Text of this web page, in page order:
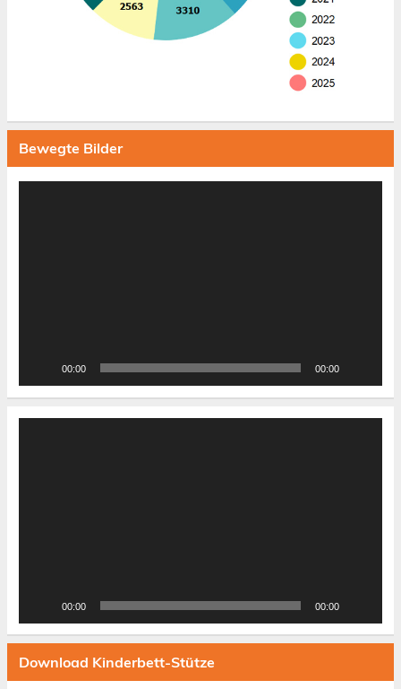
Bewegte Bilder
Video-
00:00 00:00
00:00 00:00
Download Kinderbett-Stütze